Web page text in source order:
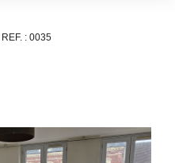
REF. : 0035